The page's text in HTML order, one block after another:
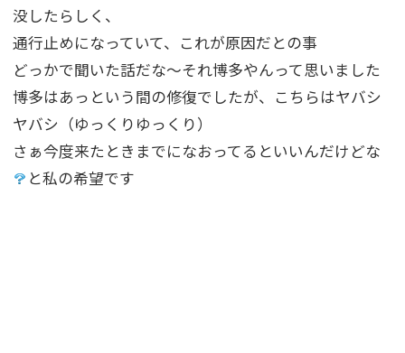
没したらしく、
通行止めになっていて、これが原因だとの事
どっかで聞いた話だな〜それ博多やんって思いました
博多はあっという間の修復でしたが、こちらはヤバシ
ヤバシ（ゆっくりゆっくり）
さぁ今度来たときまでになおってるといいんだけどな
と私の希望です